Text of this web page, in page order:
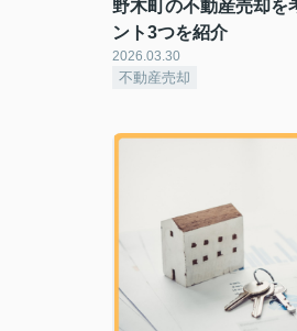
野木町の不動産売却を
ント3つを紹介
2026.03.30
不動産売却